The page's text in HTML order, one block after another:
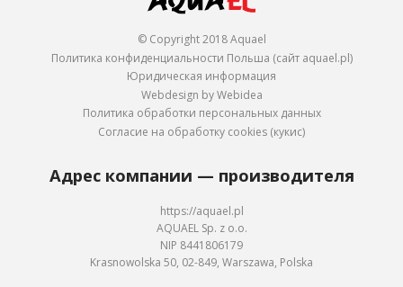
© Copyright 2018 Aquael
Политика конфиденциальности Польша (сайт aquael.pl)
Юридическая информация
Webdesign by Webidea
Политика обработки персональных данных
Согласие на обработку cookies (кукис)
Адрес компании — производителя
https://aquael.pl
AQUAEL Sp. z o.o.
NIP 8441806179
Krasnowolska 50, 02-849, Warszawa, Polska